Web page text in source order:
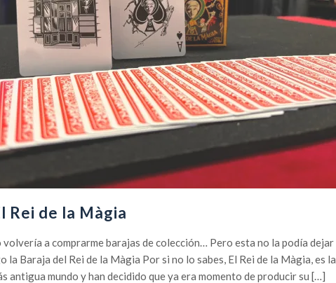
Rei de la Màgia
volvería a comprarme barajas de colección… Pero esta no la podía dejar
la Baraja del Rei de la Màgia Por si no lo sabes, El Rei de la Màgia, es la
antigua mundo y han decidido que ya era momento de producir su […]